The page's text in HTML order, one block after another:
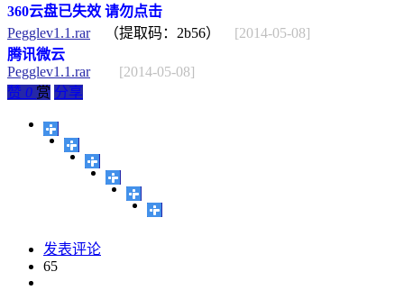
360云盘已失效 请勿点击
Pegglev1.1.rar（提取码：2b56） [2014-05-08]
腾讯微云
Pegglev1.1.rar
[2014-05-08]
赞 0 赏 分享
发表评论
65